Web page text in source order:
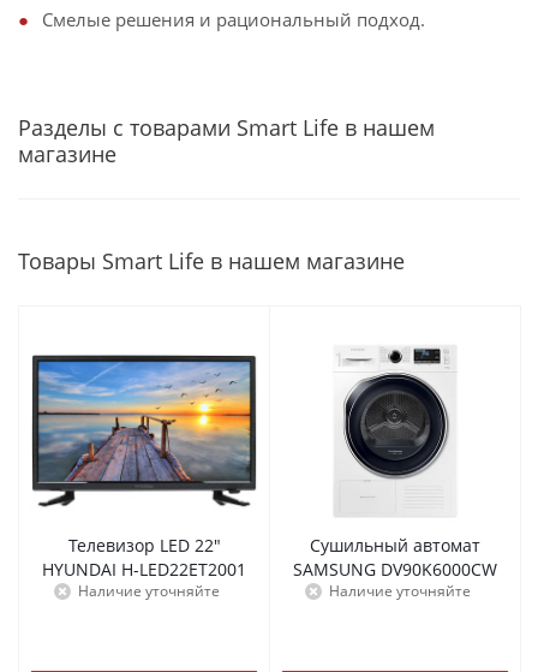
Смелые решения и рациональный подход.
Разделы с товарами Smart Life в нашем
магазине
Товары Smart Life в нашем магазине
Телевизор LED 22"
HYUNDAI H-LED22ET2001
Наличие уточняйте
Сушильный автомат
SAMSUNG DV90K6000CW
Наличие уточняйте